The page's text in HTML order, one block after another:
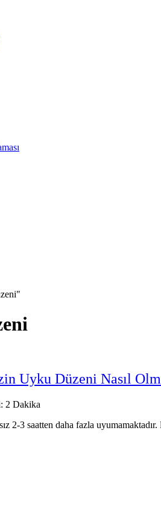
Uyku Düzeni Nasıl
2 Dakika
2-3 saatten daha fazla